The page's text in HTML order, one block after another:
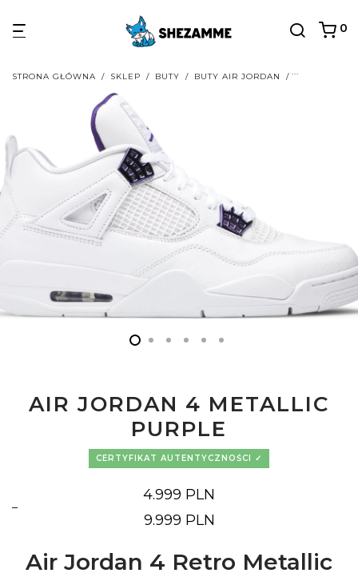
0
STRONA GŁÓWNA / SKLEP / BUTY / BUTY AIR JORDAN / BUTY AIR
AIR JORDAN 4 METALLIC
PURPLE
CERTYFIKAT AUTENTYCZNOŚCI
4.999 PLN
–
9.999 PLN
Zakres
9.999 PLN
Air Jordan 4 Retro Metallic